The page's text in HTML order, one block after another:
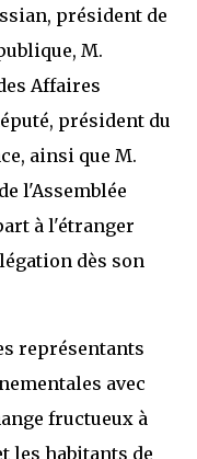
président de
M.
Affaires
président du
ainsi que M.
l'Assemblée
à l'étranger
dès son
représentants
avec
fructueux à
les habitants de